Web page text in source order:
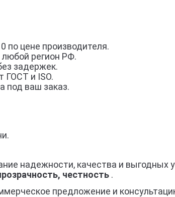
по цене производителя.
регион РФ.
задержек.
ГОСТ и ISO.
под ваш заказ.
надежности, качества и выгодных
честность .
предложение и